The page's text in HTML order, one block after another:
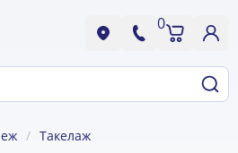
0
Такелаж